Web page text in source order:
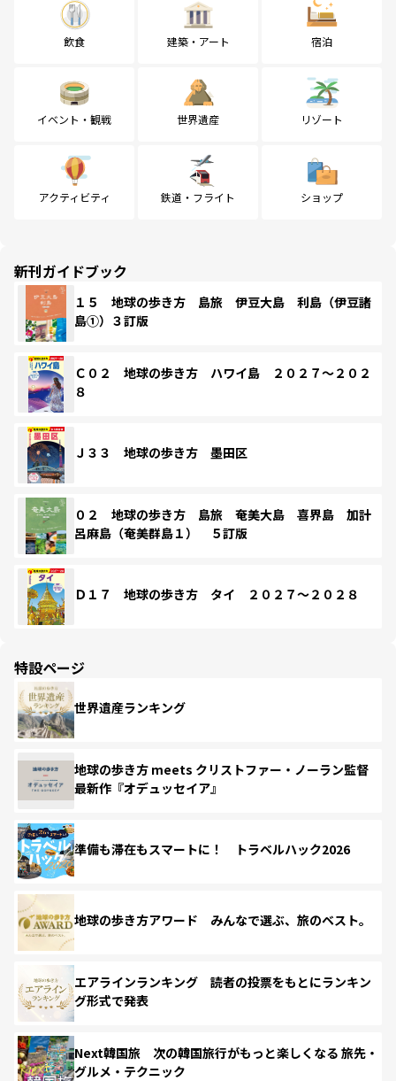
飲食 建築・アート 宿泊
イベント・観戦 世界遺産 リゾート
アクティビティ 鉄道・フライト ショップ
新刊ガイドブック
１５ 地球の歩き方 島旅 伊豆大島 利島（伊豆諸
島①）３訂版
Ｃ０２ 地球の歩き方 ハワイ島 ２０２７～２０２
８
Ｊ３３ 地球の歩き方 墨田区
０２ 地球の歩き方 島旅 奄美大島 喜界島 加計
呂麻島（奄美群島１） ５訂版
Ｄ１７ 地球の歩き方 タイ ２０２７～２０２８
特設ページ
世界遺産ランキング
地球の歩き方 meets クリストファー・ノーラン監督
最新作『オデュッセイア』
準備も滞在もスマートに！ トラベルハック2026
地球の歩き方アワード みんなで選ぶ、旅のベスト。
エアラインランキング 読者の投票をもとにランキン
グ形式で発表
Next韓国旅 次の韓国旅行がもっと楽しくなる 旅先・
グルメ・テクニック